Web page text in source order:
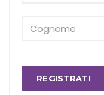
REGISTRATI